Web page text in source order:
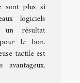
sont plus si
logiciels
résultat
le bon.
tactile est